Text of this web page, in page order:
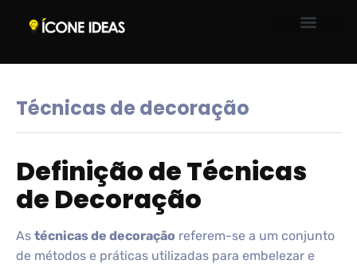
Técnicas de decoração
Definição de Técnicas
de Decoração
As técnicas de decoração referem-se a um conjunto
de métodos e práticas utilizadas para embelezar e